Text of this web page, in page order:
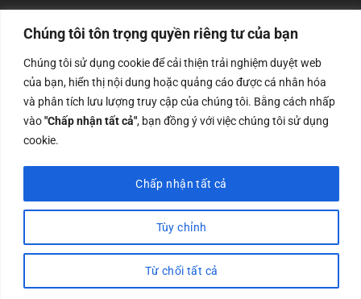
Chúng tôi tôn trọng quyền riêng tư của bạn
Chúng tôi sử dụng cookie để cải thiện trải nghiệm duyệt web
của bạn, hiển thị nội dung hoặc quảng cáo được cá nhân hóa
và phân tích lưu lượng truy cập của chúng tôi. Bằng cách nhấp
vào"Chấp nhận tất cả", bạn đồng ý với việc chúng tôi sử dụng
cookie.
Tùy chỉnh
Từ chối tất cả
Chấp nhận tất cả
Công ty TNHH Nam Bình Xương - Số ĐKKD: 0108783483
cấp ngày 14/06/2019 bởi Sở Kế Hoạch và Đầu Tư Tp. Hà
Nội
Copyrights @2023 Nam Binh Xuong. All Rights Reserved